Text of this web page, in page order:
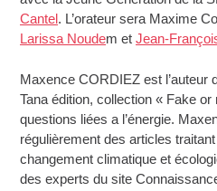
Cantel. L’orateur sera Maxime
Larissa Noudem etJean-
Maxence CORDIEZ est l’auteur
Tana édition, collection « Fake
questions liées a l’énergie.
régulièrement des articles
changement climatique et
des experts du site